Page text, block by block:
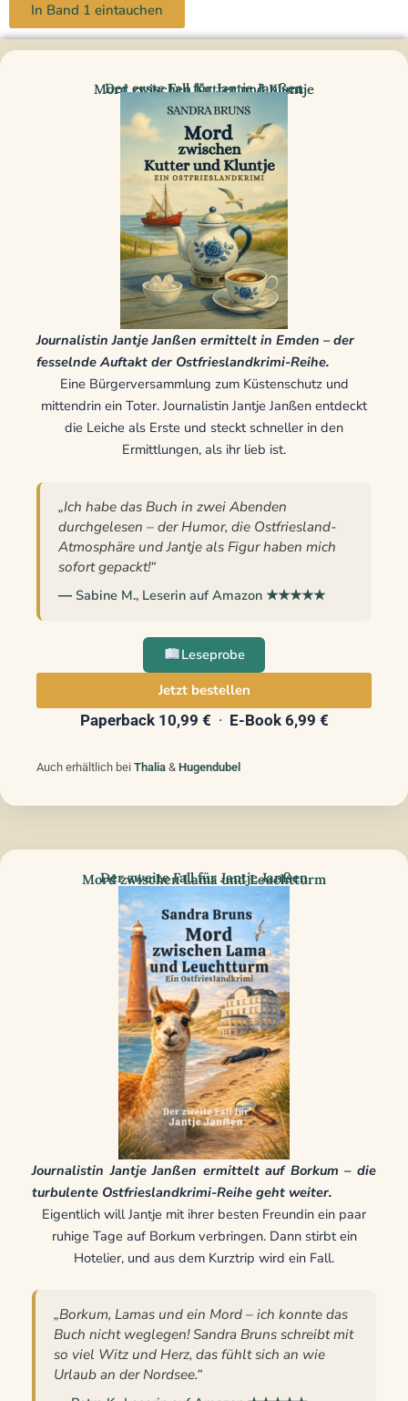
In Band 1 eintauchen
Mord zwischen Kutter und Kluntje
Der erste Fall für Jantje Janßen
Journalistin Jantje Janßen ermittelt in Emden – der
fesselnde Auftakt der Ostfrieslandkrimi-Reihe.
Eine Bürgerversammlung zum Küstenschutz und
mittendrin ein Toter. Journalistin Jantje Janßen entdeckt
die Leiche als Erste und steckt schneller in den
Ermittlungen, als ihr lieb ist.
„Ich habe das Buch in zwei Abenden
durchgelesen – der Humor, die Ostfriesland-
Atmosphäre und Jantje als Figur haben mich
sofort gepackt!“
― Sabine M., Leserin auf Amazon ★★★★★
Leseprobe
Jetzt bestellen
Paperback 10,99 € · E-Book 6,99 €
Auch erhältlich bei Thalia & Hugendubel
Mord zwischen Lama und Leuchtturm
Der zweite Fall für Jantje Janßen
Journalistin Jantje Janßen ermittelt auf Borkum – die
turbulente Ostfrieslandkrimi-Reihe geht weiter.
Eigentlich will Jantje mit ihrer besten Freundin ein paar
ruhige Tage auf Borkum verbringen. Dann stirbt ein
Hotelier, und aus dem Kurztrip wird ein Fall.
„Borkum, Lamas und ein Mord – ich konnte das
Buch nicht weglegen! Sandra Bruns schreibt mit
so viel Witz und Herz, das fühlt sich an wie
Urlaub an der Nordsee.“